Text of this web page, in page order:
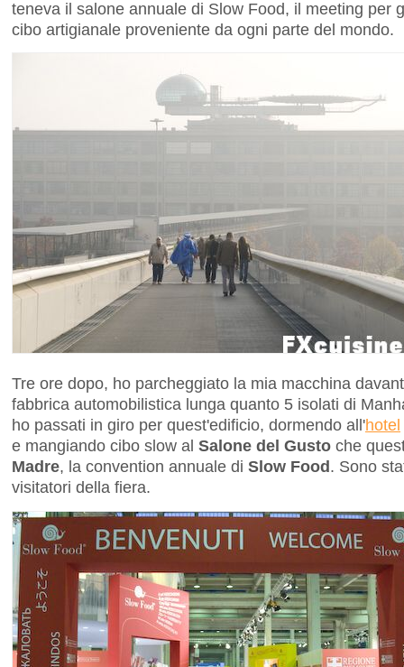
teneva il salone annuale di Slow Food, il meeting per
cibo artigianale proveniente da ogni parte del mondo.
Tre ore dopo, ho parcheggiato la mia macchina
fabbrica automobilistica lunga quanto 5 isolati di
ho passati in giro per quest'edificio, dormendo all'hotel
e mangiando cibo slow al Salone del Gusto che
Madre, la convention annuale di Slow Food. Sono
visitatori della fiera.